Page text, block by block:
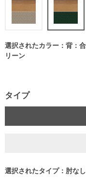
選択されたカラー：背：
リーン
タイプ
選択されたタイプ：肘なし